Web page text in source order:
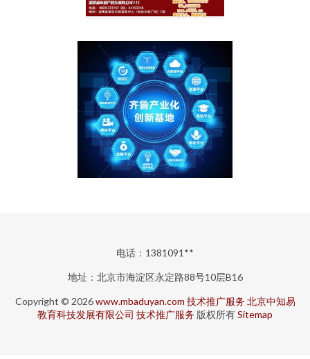
电话：1381091**
地址：北京市海淀区永定路88号10层B16
Copyright © 2026www.mbaduyan.com 技术推广服务 北京中知易
教育科技发展有限公司 技术推广服务 版权所有Sitemap